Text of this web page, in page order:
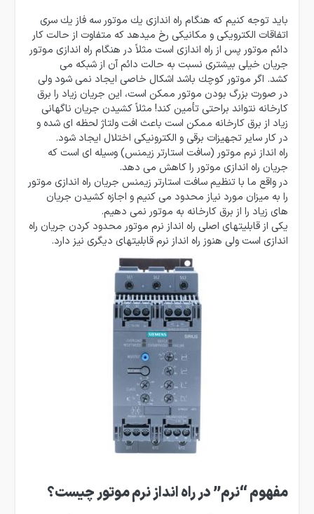
باید توجه كنیم كه هنگام راه اندازی یك موتور سه فاز یك سری
اتفاقات الكترویكی و مكانیكی رخ میدهد كه متفاوت از حالت كار
دائم موتور پس از راه اندازی است مثلاً در هنگام راه اندازی موتور
جریان خیلی بیشتری نسبت به حالت دائم آن از شبكه می
كشد. اگر موتور كوچك باشد اشكال خاصی ایجاد نمی شود ولی
در صورت بزرگ بودن موتور ممكن است، این جریان زیاد را برق
كارخانه نتواند براحتی تأمین كند! ‌مثلاً كشیدن جریان ناگهانی
زیاد از برق كارخانه ممكن است باعث افت ولتاژ لحظه ای شده و
در كار سایر تجهیزات برقی و الكترونیكی اختلال ایجاد شود.
راه انداز نرم موتور (سافت استارتر زیمنس) وسیله ای است كه
جریان راه اندازی موتور را كاهش می دهد.
در واقع ما با تنظیم سافت استارتر زیمنس جریان راه اندازی موتور
را به میزان مورد نیاز محدود می كنیم و اجازه كشیدن جریان
های زیاد را از برق كارخانه به موتور نمی دهیم.
یكی از قابلیتهای اصلی راه انداز نرم موتور محدود كردن جریان راه
اندازی است ولی هنوز راه انداز نرم قابلیتهای دیگری نیز دارد.
مفهوم “نرم” در راه انداز نرم موتور چیست؟